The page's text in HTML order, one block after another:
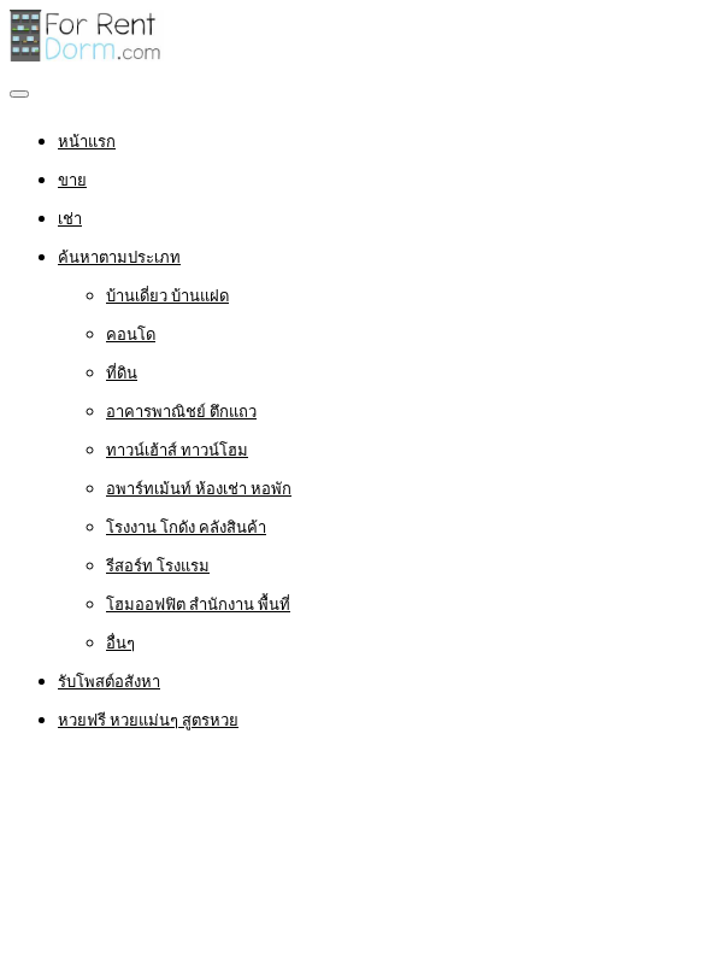
หน้าแรก
ขาย
เช่า
ค้นหาตามประเภท
บ้านเดี่ยว บ้านแฝด
คอนโด
ที่ดิน
อาคารพาณิชย์ ตึกแถว
ทาวน์เฮ้าส์ ทาวน์โฮม
อพาร์ทเม้นท์ ห้องเช่า หอพัก
โรงงาน โกดัง คลังสินค้า
รีสอร์ท โรงแรม
โฮมออฟฟิต สำนักงาน พื้นที่
อื่นๆ
รับโพสต์อสังหา
หวยฟรี หวยแม่นๆ สูตรหวย